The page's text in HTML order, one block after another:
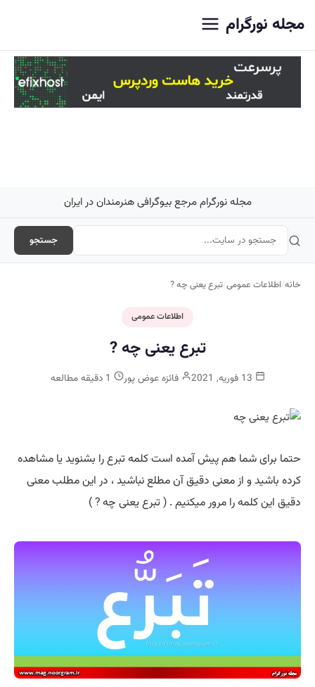
مجله نورگرام
مجله نورگرام مرجع بیوگرافی هنرمندان در ایران
جستجو
خانه/اطلاعات عمومی/تبرع یعنی چه ?
اطلاعات عمومی
تبرع یعنی چه ?
فائزه عوض پور
حتما برای شما هم پیش آمده است کلمه تبرع را بشنوید یا مشاهده
کرده باشید و از معنی دقیق آن مطلع نباشید ، در این مطلب معنی
دقیق این کلمه را مرور میکنیم . ( تبرع یعنی چه ? )